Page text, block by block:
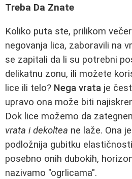
Treba Da Znate
Koliko puta ste, prilikom
negovanja lica, zaboravili na
se zapitali da li su potrebni
delikatnu zonu, ili možete
lice ili telo? Nega vrata je
upravo ona može biti
Dok lice možemo da
vrata i dekoltea ne laže. Ona
podložnija gubitku
posebno onih dubokih,
nazivamo "ogrlicama".